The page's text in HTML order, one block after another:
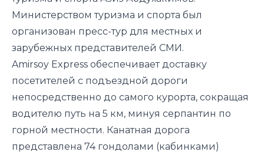
Министерством туризма и спорта был
организован пресс-тур для местных и
зарубежных представителей СМИ.
Amirsoy Express обеспечивает доставку
посетителей с подъездной дороги
непосредственно до самого курорта, сокращая
водителю путь на 5 км, минуя серпантин по
горной местности. Канатная дорога
представлена 74 гондолами (кабинками)